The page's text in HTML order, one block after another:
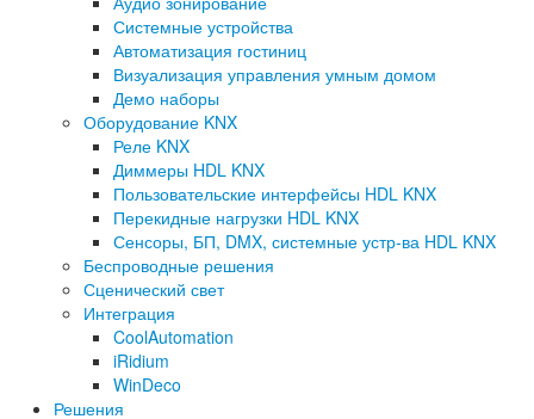
Системные устройства
Автоматизация гостиниц
Визуализация управления умным домом
Демо наборы
Оборудование KNX
Реле KNX
Диммеры HDL KNX
Пользовательские интерфейсы HDL KNX
Перекидные нагрузки HDL KNX
Сенсоры, БП, DMX, системные устр-ва HDL KNX
Беспроводные решения
Сценический свет
Интеграция
CoolAutomation
iRidium
WinDeco
Решения